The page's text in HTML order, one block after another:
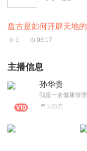
盘古是如何开辟天地的
1 06:17
主播信息
孙华贵
3.65万